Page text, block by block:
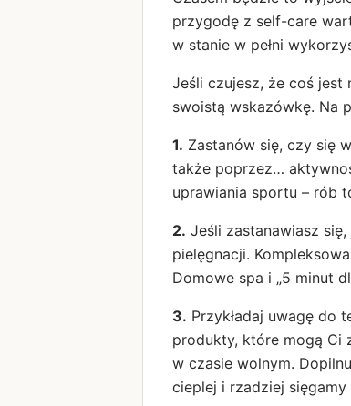
przygodę z self-care
w stanie w pełni
Jeśli czujesz, że coś jest
swoistą wskazówkę. Na
1. Zastanów się, czy się
także poprzez…
uprawiania sportu – rób
2. Jeśli zastanawiasz
pielęgnacji.
Domowe spa i „5 minut
3. Przykładaj uwagę do
produkty, które mogą Ci
w czasie wolnym.
cieplej i rzadziej